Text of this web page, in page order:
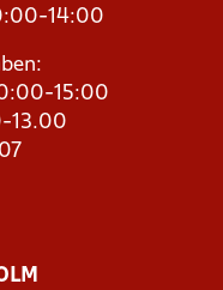
14:00
15:00
13.00